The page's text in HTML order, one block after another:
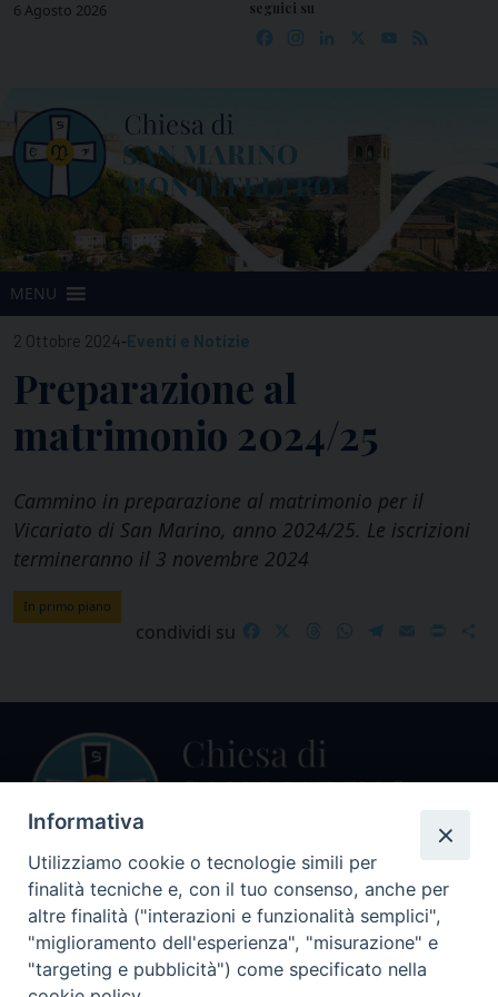
Skip6 Agosto 2026 seguici su
Facebook
Instagram
LinkedIn YouTube
MENU
2 Ottobre 2024-Eventi e Notizie
Preparazione al
matrimonio 2024/25
Cammino in preparazione al matrimonio per il
Vicariato di San Marino, anno 2024/25. Le iscrizioni
termineranno il 3 novembre 2024
In primo piano
condividi su FacebookThreadsWhatsApp
Telegram
EmailPrint
Centralino Curia Vescovile
0541 913711
Indirizzo
Informativa
Utilizziamo cookie o tecnologie simili per
finalità tecniche e, con il tuo consenso, anche per
altre finalità ("interazioni e funzionalità semplici",
"miglioramento dell'esperienza", "misurazione" e
"targeting e pubblicità") come specificato nella